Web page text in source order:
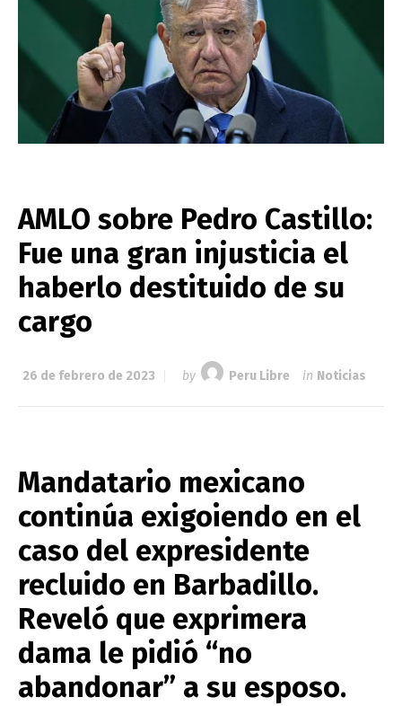
AMLO sobre Pedro Castillo:
Fue una gran injusticia el
haberlo destituido de su
cargo
26 de febrero de 2023 by Peru Libre in Noticias
Mandatario mexicano
continúa exigoiendo en el
caso del expresidente
recluido en Barbadillo.
Reveló que exprimera
dama le pidió “no
abandonar” a su esposo.